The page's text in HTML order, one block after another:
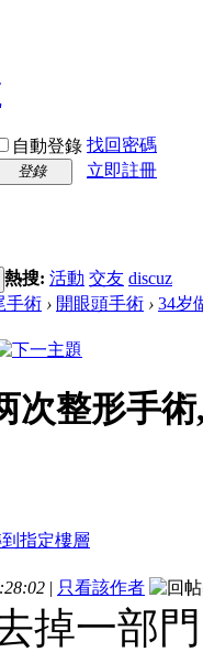
自動登錄 找回密碼
登錄
立即註冊
熱搜: 活動 交友 discuz
手術 › 開眼頭手術 › 34岁
次整形手
| 只看該作者
掉一部